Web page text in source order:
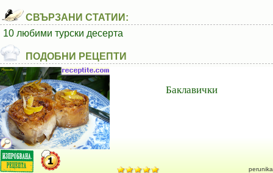
СВЪРЗАНИ СТАТИИ:
10 любими турски десерта
ПОДОБНИ РЕЦЕПТИ
Баклавички
perunika